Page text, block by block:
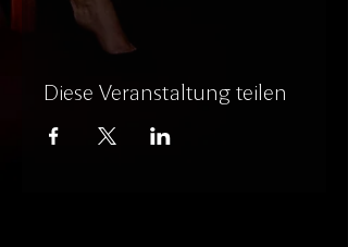
Diese Veranstaltung teilen